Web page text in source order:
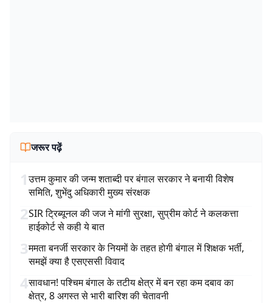
जरूर पढ़ें
1उत्तम कुमार की जन्म शताब्दी पर बंगाल सरकार ने बनायी विशेष
समिति, शुभेंदु अधिकारी मुख्य संरक्षक
2SIR ट्रिब्यूनल की जज ने मांगी सुरक्षा, सुप्रीम कोर्ट ने कलकत्ता
हाईकोर्ट से कही ये बात
3ममता बनर्जी सरकार के नियमों के तहत होगी बंगाल में शिक्षक भर्ती,
समझें क्या है एसएससी विवाद
4सावधान! पश्चिम बंगाल के तटीय क्षेत्र में बन रहा कम दबाव का
क्षेत्र, 8 अगस्त से भारी बारिश की चेतावनी